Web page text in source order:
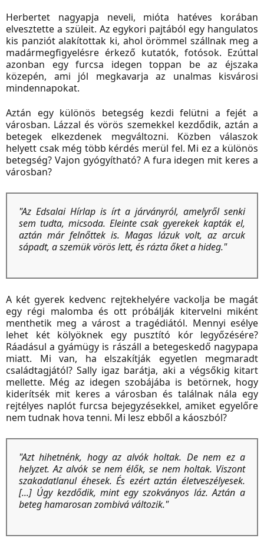
Herbertet nagyapja neveli, mióta hatéves korában
elvesztette a szüleit. Az egykori pajtából egy hangulatos
kis panziót alakítottak ki, ahol örömmel szállnak meg a
madármegfigyelésre érkező kutatók, fotósok. Ezúttal
azonban egy furcsa idegen toppan be az éjszaka
közepén, ami jól megkavarja az unalmas kisvárosi
mindennapokat.
Aztán egy különös betegség kezdi felütni a fejét a
városban. Lázzal és vörös szemekkel kezdődik, aztán a
betegek elkezdenek megváltozni. Közben válaszok
helyett csak még több kérdés merül fel. Mi ez a különös
betegség? Vajon gyógyítható? A fura idegen mit keres a
városban?
"Az Edsalai Hírlap is írt a járványról, amelyről senki
sem tudta, micsoda. Eleinte csak gyerekek kapták el,
aztán már felnőttek is. Magas lázuk volt, az arcuk
sápadt, a szemük vörös lett, és rázta őket a hideg."
A két gyerek kedvenc rejtekhelyére vackolja be magát
egy régi malomba és ott próbálják kitervelni miként
menthetik meg a várost a tragédiától. Mennyi esélye
lehet két kölyöknek egy pusztító kór legyőzésére?
Ráadásul a gyámügy is rászáll a betegeskedő nagypapa
miatt. Mi van, ha elszakítják egyetlen megmaradt
családtagjától? Sally igaz barátja, aki a végsőkig kitart
mellette. Még az idegen szobájába is betörnek, hogy
kiderítsék mit keres a városban és találnak nála egy
rejtélyes naplót furcsa bejegyzésekkel, amiket egyelőre
nem tudnak hova tenni. Mi lesz ebből a káoszból?
"Azt hihetnénk, hogy az alvók holtak. De nem ez a
helyzet. Az alvók se nem élők, se nem holtak. Viszont
szakadatlanul éhesek. És ezért aztán életveszélyesek.
[...] Úgy kezdődik, mint egy szokványos láz. Aztán a
beteg hamarosan zombivá változik."